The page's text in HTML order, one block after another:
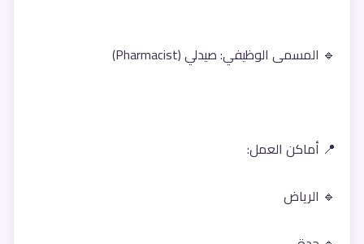
🔹 المسمى الوظيفي: صيدلي (Pharmacist)
📍 أماكن العمل:
🔹 الرياض